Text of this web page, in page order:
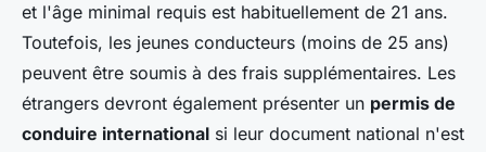
et l'âge minimal requis est habituellement de 21 ans.
Toutefois, les jeunes conducteurs (moins de 25 ans)
peuvent être soumis à des frais supplémentaires. Les
étrangers devront également présenter un permis de
conduire international si leur document national n'est